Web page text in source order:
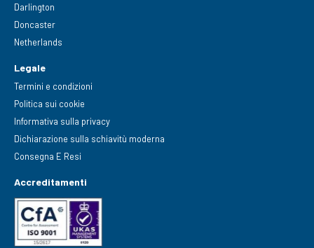
Darlington
Doncaster
Netherlands
Legale
Termini e condizioni
Politica sui cookie
Informativa sulla privacy
Dichiarazione sulla schiavitù moderna
Consegna E Resi
Accreditamenti